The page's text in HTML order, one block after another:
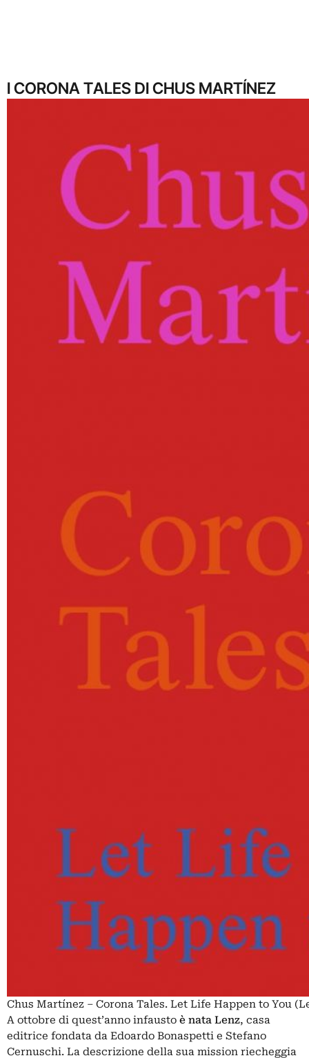
I CORONA TALES DI CHUS MARTÍNEZ
Chus Martínez – Corona Tales. Let Life Happen to You
A ottobre di quest’anno infausto è nata Lenz, casa
editrice fondata da Edoardo Bonaspetti e Stefano
Cernuschi. La descrizione della sua mission riecheggia